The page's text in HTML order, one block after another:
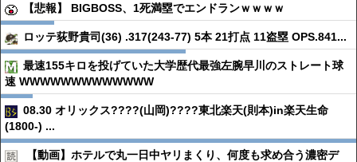
【悲報】 BIGBOSS、1死満塁でエンドランｗｗｗｗ
ロッテ荻野貴司(36) .317(243-77) 5本 21打点 11盗塁 OPS.841...
最速155キロを投げていた大学歴代最強左腕早川のストレート球
速 WWWWWWWWWWWWW
08.30 オリックス????(山岡)????東北楽天(則本)in楽天生命
(1800-) ...
【動画】ホテルで丸一日中ヤリまくり、何度も求め合う濃密デ